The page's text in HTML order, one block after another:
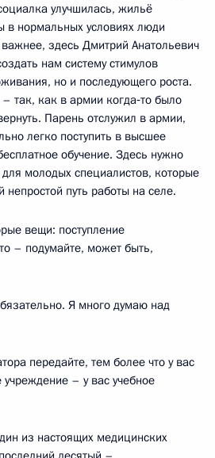
улучшилась, жильё
в нормальных условиях люди
здесь Дмитрий Анатольевич
нам систему стимулов
но и последующего роста.
так, как в армии когда‑то было
Парень отслужил в армии,
легко поступить в высшее
обучение. Здесь нужно
для молодых специалистов, которые
непростой путь работы на селе.
вещи: поступление
– подумайте, может быть,
Я много думаю над
передайте, тем более что у вас
– у вас учебное
из настоящих медицинских